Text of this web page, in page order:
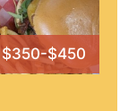
$350-$450